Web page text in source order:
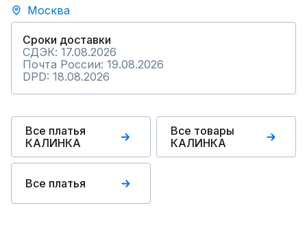
Москва
Сроки доставки
СДЭК: 17.08.2026
Почта России: 19.08.2026
DPD: 18.08.2026
Все платья
КАЛИНКА
Все товары
КАЛИНКА
Все платья